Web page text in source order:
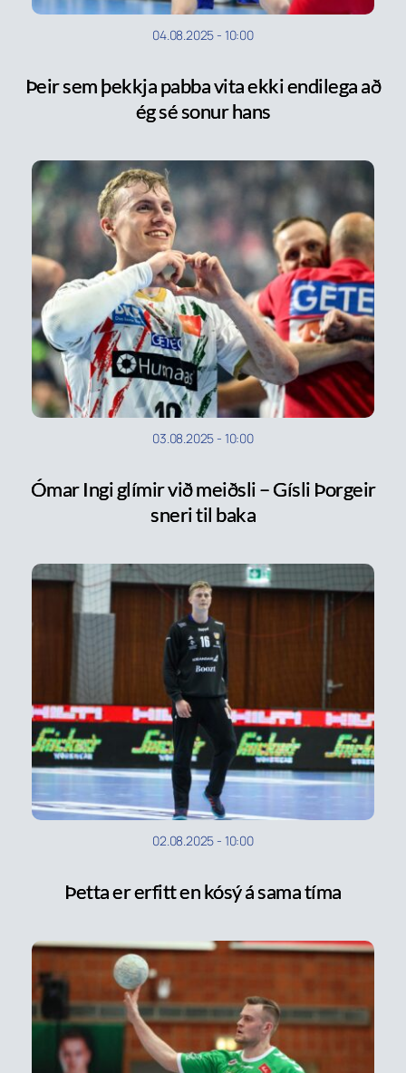
04.08.2025 - 10:00
Þeir sem þekkja pabba vita ekki endilega að
ég sé sonur hans
03.08.2025 - 10:00
Ómar Ingi glímir við meiðsli – Gísli Þorgeir
sneri til baka
02.08.2025 - 10:00
Þetta er erfitt en kósý á sama tíma